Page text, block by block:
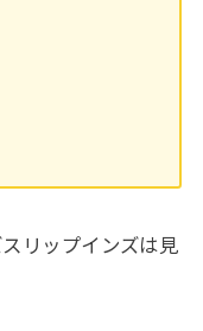
リップインズは見